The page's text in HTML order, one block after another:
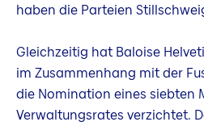
haben die Parteien
Gleichzeitig hat Baloise
im Zusammenhang mit der
die Nomination eines siebten
Verwaltungsrates verzichtet.